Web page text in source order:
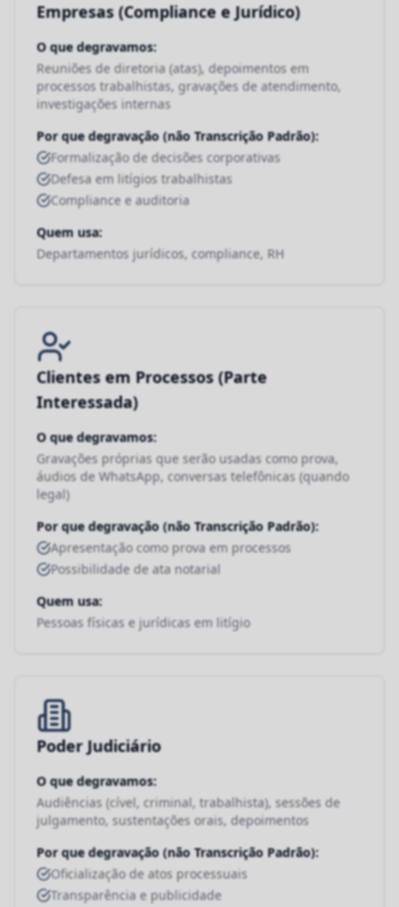
Empresas (Compliance e Jurídico)
O que degravamos:
Reuniões de diretoria (atas), depoimentos em
processos trabalhistas, gravações de atendimento,
investigações internas
Por que degravação (não Transcrição Padrão):
Formalização de decisões corporativas
Defesa em litígios trabalhistas
Compliance e auditoria
Quem usa:
Departamentos jurídicos, compliance, RH
Clientes em Processos (Parte
Interessada)
O que degravamos:
Gravações próprias que serão usadas como prova,
áudios de WhatsApp, conversas telefônicas (quando
legal)
Por que degravação (não Transcrição Padrão):
Apresentação como prova em processos
Possibilidade de ata notarial
Quem usa:
Pessoas físicas e jurídicas em litígio
Poder Judiciário
O que degravamos:
Audiências (cível, criminal, trabalhista), sessões de
julgamento, sustentações orais, depoimentos
Por que degravação (não Transcrição Padrão):
Oficialização de atos processuais
Transparência e publicidade